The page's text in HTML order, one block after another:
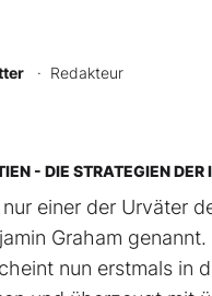
· Redakteur
- DIE STRATEGIEN
einer der Urväter
Graham
nun erstmals